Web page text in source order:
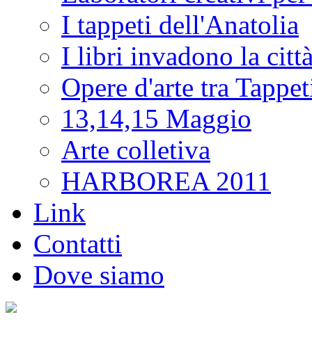
I tappeti dell'Anatolia
I libri invadono la
Opere d'arte tra
13,14,15 Maggio
Arte colletiva
HARBOREA 2011
Link
Contatti
Dove siamo